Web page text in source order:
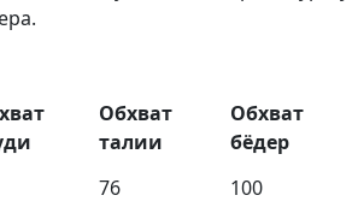
Обхват
талии
Обхват
бёдер
76 100